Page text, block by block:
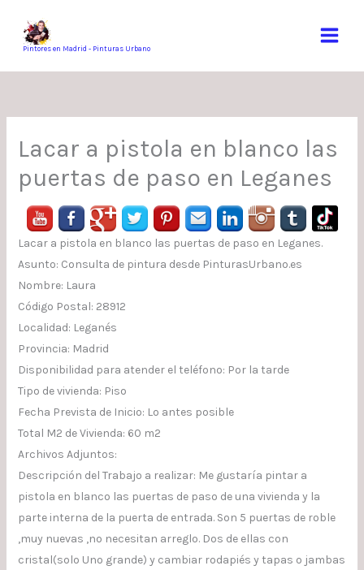
contenidoPintores en Madrid - Pinturas Urbano
Lacar a pistola en blanco las
puertas de paso en Leganes
Lacar a pistola en blanco las puertas de paso en Leganes.
Asunto: Consulta de pintura desde PinturasUrbano.es
Nombre: Laura
Código Postal: 28912
Localidad: Leganés
Provincia: Madrid
Disponibilidad para atender el teléfono: Por la tarde
Tipo de vivienda: Piso
Fecha Prevista de Inicio: Lo antes posible
Total M2 de Vivienda: 60 m2
Archivos Adjuntos:
Descripción del Trabajo a realizar: Me gustaría pintar a
pistola en blanco las puertas de paso de una vivienda y la
parte interna de la puerta de entrada. Son 5 puertas de roble
,muy nuevas ,no necesitan arreglo. Dos de ellas con
cristal(solo Uno grande) y cambiar rodapiés y tapas o jambas